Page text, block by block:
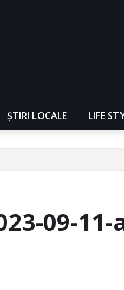
ȘTIRI LOCALE LIFE
09-11-